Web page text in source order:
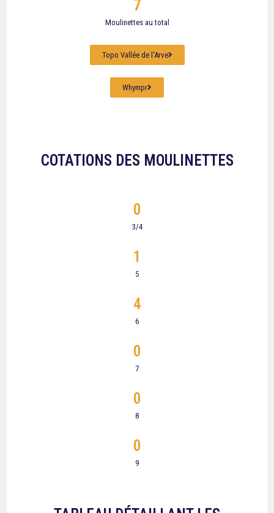
Moulinettes au total
7
Topo Vallée de l'Arve
Whympr
COTATIONS DES MOULINETTES
3/4
0
5
1
6
4
7
0
8
0
9
0